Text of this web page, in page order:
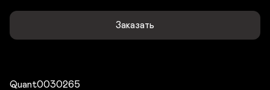
Заказать
Quant0030265